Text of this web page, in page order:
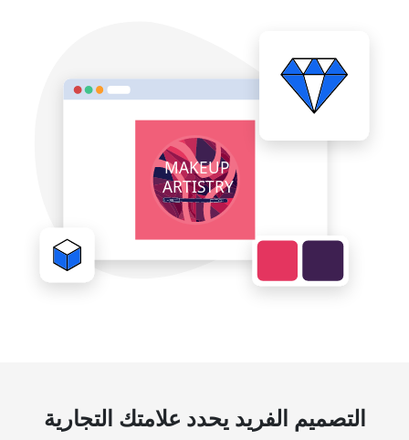
التصميم الفريد يحدد علامتك التجارية